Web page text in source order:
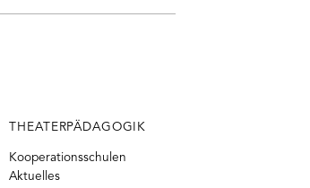
THEATERPÄDAGOGIK
Kooperationsschulen
Aktuelles